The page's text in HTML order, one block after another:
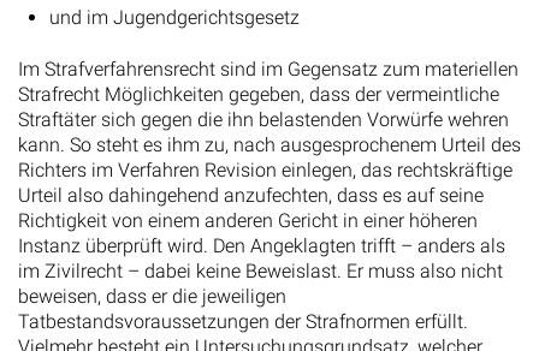
und im Jugendgerichtsgesetz
Im Strafverfahrensrecht sind im Gegensatz zum materiellen
Strafrecht Möglichkeiten gegeben, dass der vermeintliche
Straftäter sich gegen die ihn belastenden Vorwürfe wehren
kann. So steht es ihm zu, nach ausgesprochenem Urteil des
Richters im Verfahren Revision einlegen, das rechtskräftige
Urteil also dahingehend anzufechten, dass es auf seine
Richtigkeit von einem anderen Gericht in einer höheren
Instanz überprüft wird. Den Angeklagten trifft – anders als
im Zivilrecht – dabei keine Beweislast. Er muss also nicht
beweisen, dass er die jeweiligen
Tatbestandsvoraussetzungen der Strafnormen erfüllt.